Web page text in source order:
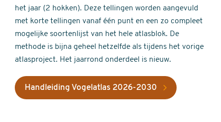
het jaar (2 hokken). Deze tellingen worden aangevuld
met korte tellingen vanaf één punt en een zo compleet
mogelijke soortenlijst van het hele atlasblok. De
methode is bijna geheel hetzelfde als tijdens het vorige
atlasproject. Het jaarrond onderdeel is nieuw.
Handleiding Vogelatlas 2026-2030